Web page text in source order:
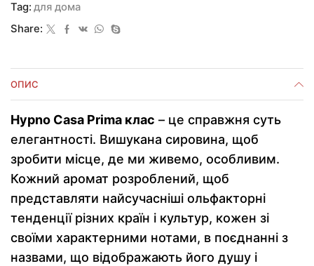
Tag: для дома
Share:
ОПИС
Hypno Casa Prima клас – це справжня суть
елегантності. Вишукана сировина, щоб
зробити місце, де ми живемо, особливим.
Кожний аромат розроблений, щоб
представляти найсучасніші ольфакторні
тенденції різних країн і культур, кожен зі
своїми характерними нотами, в поєднанні з
назвами, що відображають його душу і